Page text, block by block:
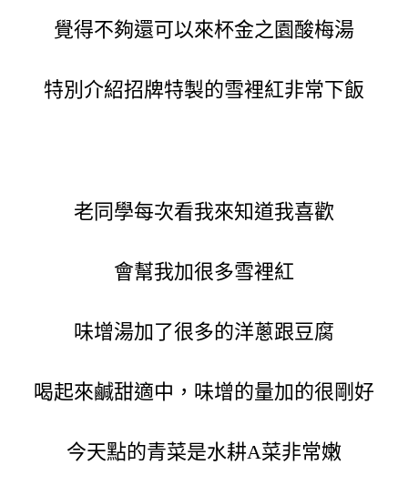
覺得不夠還可以來杯金之園酸梅湯
特別介紹招牌特製的雪裡紅非常下飯
老同學每次看我來知道我喜歡
會幫我加很多雪裡紅
味增湯加了很多的洋蔥跟豆腐
喝起來鹹甜適中，味增的量加的很剛好
今天點的青菜是水耕A菜非常嫩